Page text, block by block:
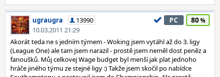
ugraugra
13990
10.03.2011 21:29
PC 80
Akorát teda ne s jedním týmem - Woking jsem vytáhl až do 3. ligy
(League One) ale tam jsem narazil - prostě jsem neměl dost peněz a
fanoušků. Můj celkovej Wage budget byl menší jak plat jednoho
hráče jiného týmu ze stejné ligy :) Takže jsem skočil po nabídce